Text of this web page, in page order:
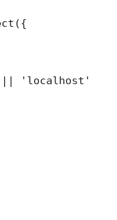
|| 'localhost'